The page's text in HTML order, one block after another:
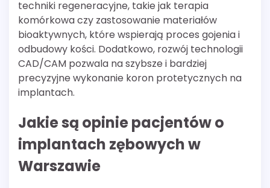
techniki regeneracyjne, takie jak terapia
komórkowa czy zastosowanie materiałów
bioaktywnych, które wspierają proces gojenia i
odbudowy kości. Dodatkowo, rozwój technologii
CAD/CAM pozwala na szybsze i bardziej
precyzyjne wykonanie koron protetycznych na
implantach.
Jakie są opinie pacjentów o
implantach zębowych w
Warszawie